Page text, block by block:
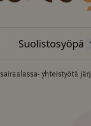
Suolistosyöpä
yhteistyötä